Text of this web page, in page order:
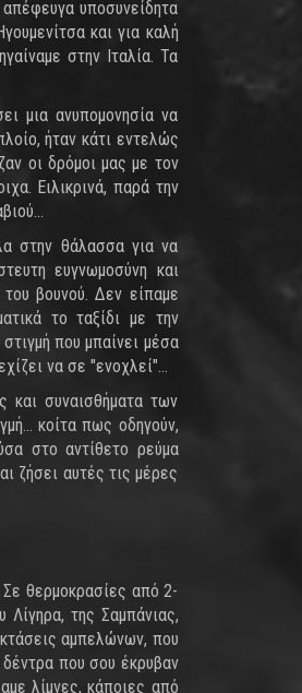
υποσυνείδητα
και για καλή
στην Ιταλία. Τα
μια ανυπομονησία να
ήταν κάτι εντελώς
οι δρόμοι μας με τον
Ειλικρινά, παρά την
στην θάλασσα για να
ευγνωμοσύνη και
βουνού. Δεν είπαμε
το ταξίδι με την
που μπαίνει μέσα
να σε "ενοχλεί"...
και συναισθήματα των
κοίτα πως οδηγούν,
στο αντίθετο ρεύμα
ζήσει αυτές τις μέρες
θερμοκρασίες από 2-
της Σαμπάνιας,
αμπελώνων, που
που σου έκρυβαν
λίμνες, κάποιες από